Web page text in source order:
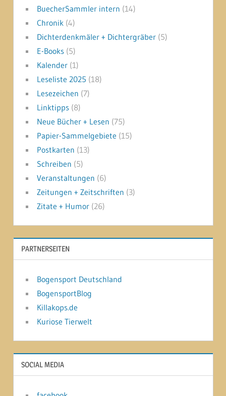
BuecherSammler intern (14)
Chronik(4)
Dichterdenkmäler + Dichtergräber(5)
E-Books(5)
Kalender(1)
Leseliste 2025 (18)
Lesezeichen (7)
Linktipps(8)
Neue Bücher + Lesen (75)
Papier-Sammelgebiete (15)
Postkarten (13)
Schreiben (5)
Veranstaltungen (6)
Zeitungen + Zeitschriften (3)
Zitate + Humor(26)
PARTNERSEITEN
Bogensport Deutschland
BogensportBlog
Killakops.de
Kuriose Tierwelt
SOCIAL MEDIA